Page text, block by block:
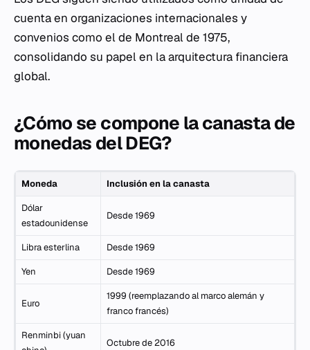
cuenta en organizaciones internacionales y
convenios como el de Montreal de 1975,
consolidando su papel en la arquitectura financiera
global.
¿Cómo se compone la canasta de
monedas del DEG?
Moneda Inclusión en la canasta
Dólar
estadounidense
Desde 1969
Libra esterlina Desde 1969
Yen Desde 1969
Euro
1999 (reemplazando al marco alemán y
franco francés)
Renminbi (yuan
Octubre de 2016